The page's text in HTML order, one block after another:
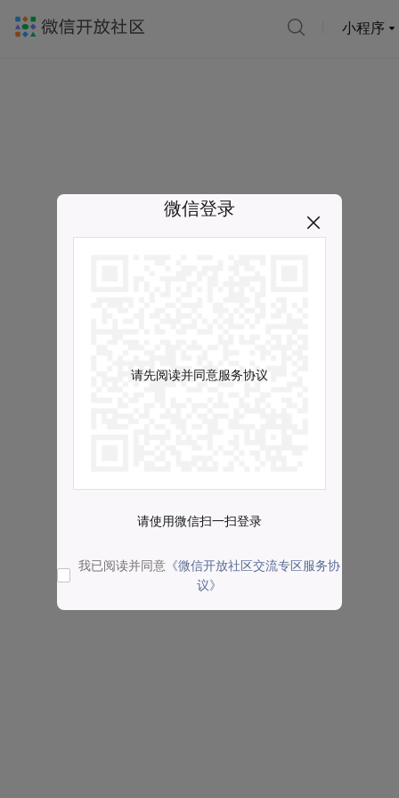
小程序
微信登录
请先阅读并同意服务协议
请使用微信扫一扫登录
我已阅读并同意 《微信开放社区交流专区服务协
议》